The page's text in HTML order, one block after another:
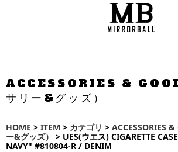
ACCESSORIES &
サリー&グッズ）
HOME > ITEM > カテゴリ > ACCESSORIES
ー&グッズ）
> UES(ウエス) CIGARETTE
NAVY" #810804-R / DENIM